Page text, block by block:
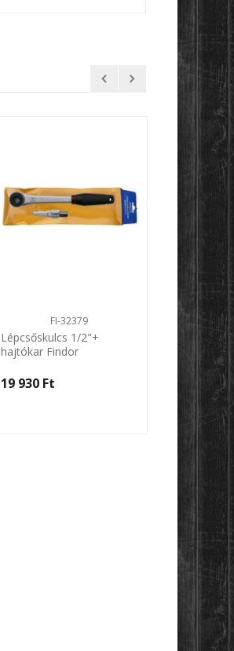
FI-32379
Lépcsőskulcs 1/2"+
hajtókar Findor
19 930 Ft‎
6m Supe
18 655 Ft‎